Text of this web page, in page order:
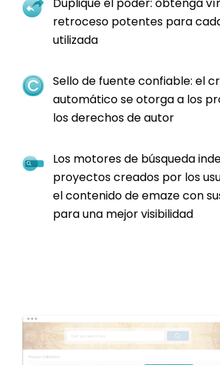
retroceso potentes para
utilizada
Sello de fuente confiable: el
automático se otorga a los
los derechos de autor
Los motores de búsqueda
proyectos creados por los
el contenido de emaze con
para una mejor visibilidad